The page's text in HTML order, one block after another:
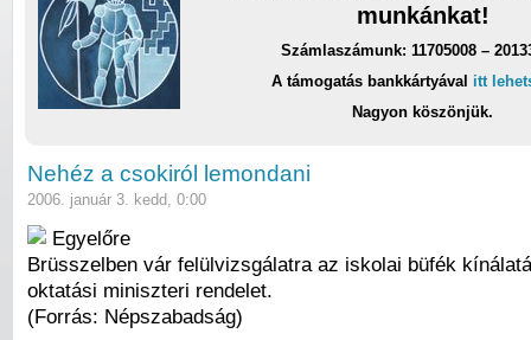
munkánkat!
Számlaszámunk: 11705008 –
A támogatás bankkártyával itt
Nagyon köszönjük.
Nehéz a csokiról lemondani
2006. január 3. kedd, 0:00
Egyelőre
Brüsszelben vár felülvizsgálatra az iskolai büfék
oktatási miniszteri rendelet.
(Forrás: Népszabadság)